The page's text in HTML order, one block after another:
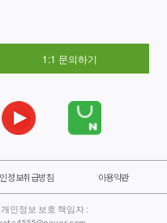
1:1 문의하기
정보취급방침 이용약관
인정보 보호 책임자 :